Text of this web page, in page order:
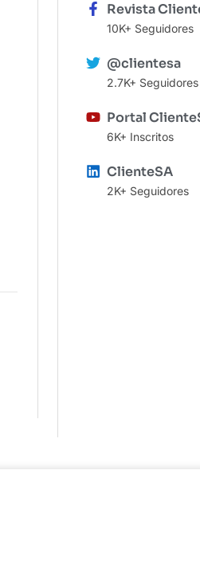
Revista
10K+ Seguidores
@clientesa
2.7K+ Seguidores
Portal
6K+ Inscritos
ClienteSA
2K+ Seguidores